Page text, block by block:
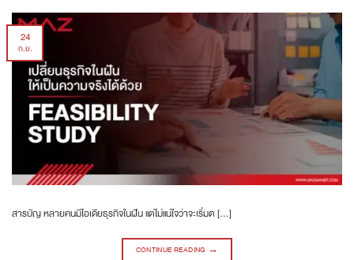
24
ก.ย.
สารบัญ หลายคนมีไอเดียธุรกิจในฝัน แต่ไม่แน่ใจว่าจะเริ่มต […]
CONTINUE READING →